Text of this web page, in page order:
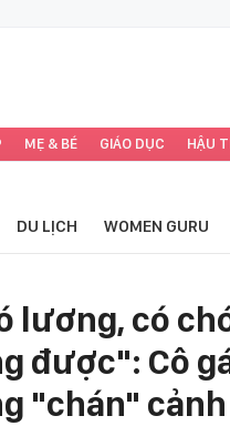
MẸ & BÉ GIÁO DỤC HẬU
DU LỊCH WOMEN GURU
lương, có
được": Cô
"chán"